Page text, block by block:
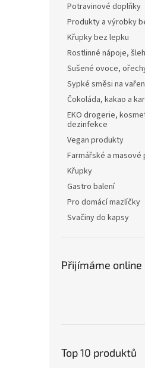
Potravinové doplňky
Produkty a výrobky
Křupky bez lepku
Rostlinné nápoje,
Sušené ovoce,
Sypké směsi na
Čokoláda, kakao a
EKO drogerie,
dezinfekce
Vegan produkty
Farmářské a
Křupky
Gastro balení
Pro domácí mazlíčky
Svačiny do kapsy
Přijímáme
Top 10 produktů